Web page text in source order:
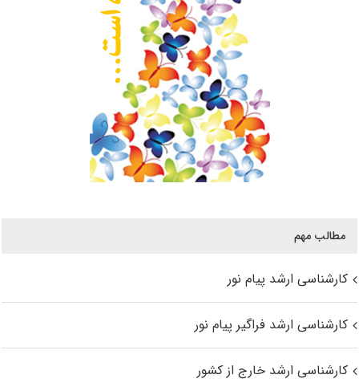
مطالب مهم
کارشناسی ارشد پیام نور
کارشناسی ارشد فراگیر پیام نور
کارشناسی ارشد خارج از کشور